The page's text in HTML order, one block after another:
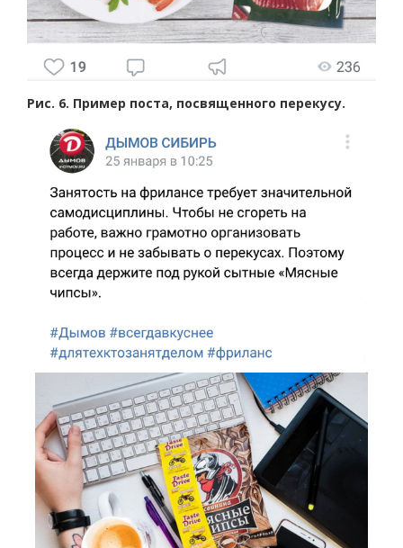
Рис. 6. Пример поста, посвященного перекусу.